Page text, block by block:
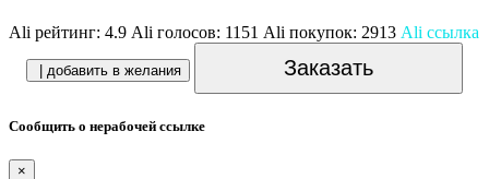
Ali рейтинг: 4.9 Ali голосов: 1151 Ali покупок: 2913 Ali ссылка
| добавить в желания Заказать
Сообщить о нерабочей ссылке
×